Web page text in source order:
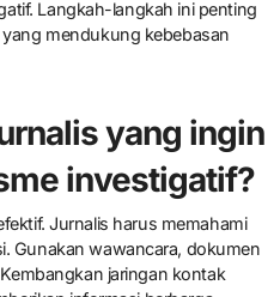
jurnalisme
meningkatkan pelatihan bagi
Kedua, memperkuat
agar dapat bekerja tanpa rasa
pemerintah untuk akses
kemitraan antara media
menyediakan pendanaan
Langkah-langkah ini penting